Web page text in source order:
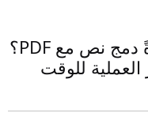
ما المدة التي يستغرقها عادةً دمج نص مع PDF؟
للوقت